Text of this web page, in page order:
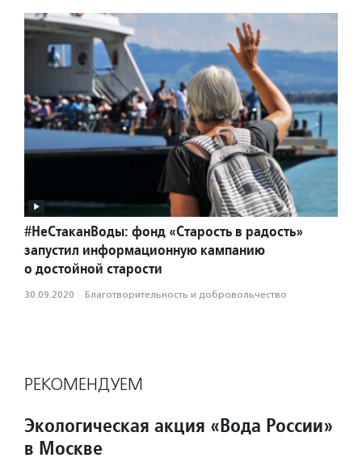
#НеСтаканВоды: фонд «Старость в радость»
запустил информационную кампанию
о достойной старости
30.09.2020 · Благотвори­тель­ность и доброволь­чест­во
РЕКОМЕНДУЕМ
Экологическая акция «Вода России»
в Москве